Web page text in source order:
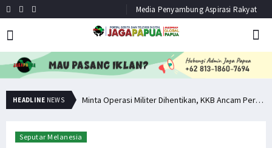
Media Penyambung Aspirasi Rakyat
HEADLINE NEWS Hindari Bias Definisi, Filep: Perlu Definisi Khusus Afiliasi KKB Minta Operasi Militer Dihentikan, KKB Ancam Perang Serentak
Seputar Melanesia